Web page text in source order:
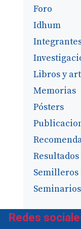
Foro
Idhum
Libros y
Memorias
Pósters
Resultados
Semilleros
Seminarios
Redes